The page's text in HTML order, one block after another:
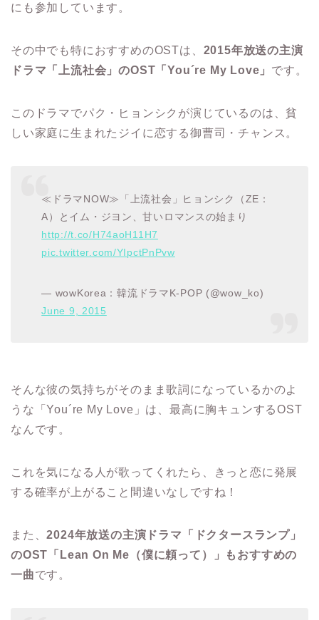
にも参加しています。
その中でも特におすすめのOSTは、 2015年放送の主演
ドラマ「上流社会」のOST「You´re My Love」 です。
このドラマでパク・ヒョンシクが演じているのは、貧
しい家庭に生まれたジイに恋する御曹司・チャンス。
≪ドラマNOW≫「上流社会」ヒョンシク（ZE：
A）とイム・ジヨン、甘いロマンスの始まり
http://t.co/H74aoH11H7
pic.twitter.com/YIpctPnPvw
— wowKorea：韓流ドラマK-POP (@wow_ko)
June 9, 2015
そんな彼の気持ちがそのまま歌詞になっているかのよ
うな「You´re My Love」は、最高に胸キュンするOST
なんです。
これを気になる人が歌ってくれたら、きっと恋に発展
する確率が上がること間違いなしですね！
また、2024年放送の主演ドラマ「ドクタースランプ」
のOST「Lean On Me（僕に頼って）」もおすすめの
一曲です。